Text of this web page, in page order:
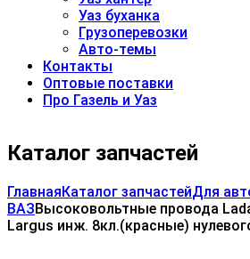
Уаз буханка
Грузоперевозки
Авто-темы
Контакты
Оптовые поставки
Про Газель и Уаз
Каталог запчастей
ГлавнаяКаталог запчастейДля
ВАЗВысоковольтные провода
Largus инж. 8кл.(красные)